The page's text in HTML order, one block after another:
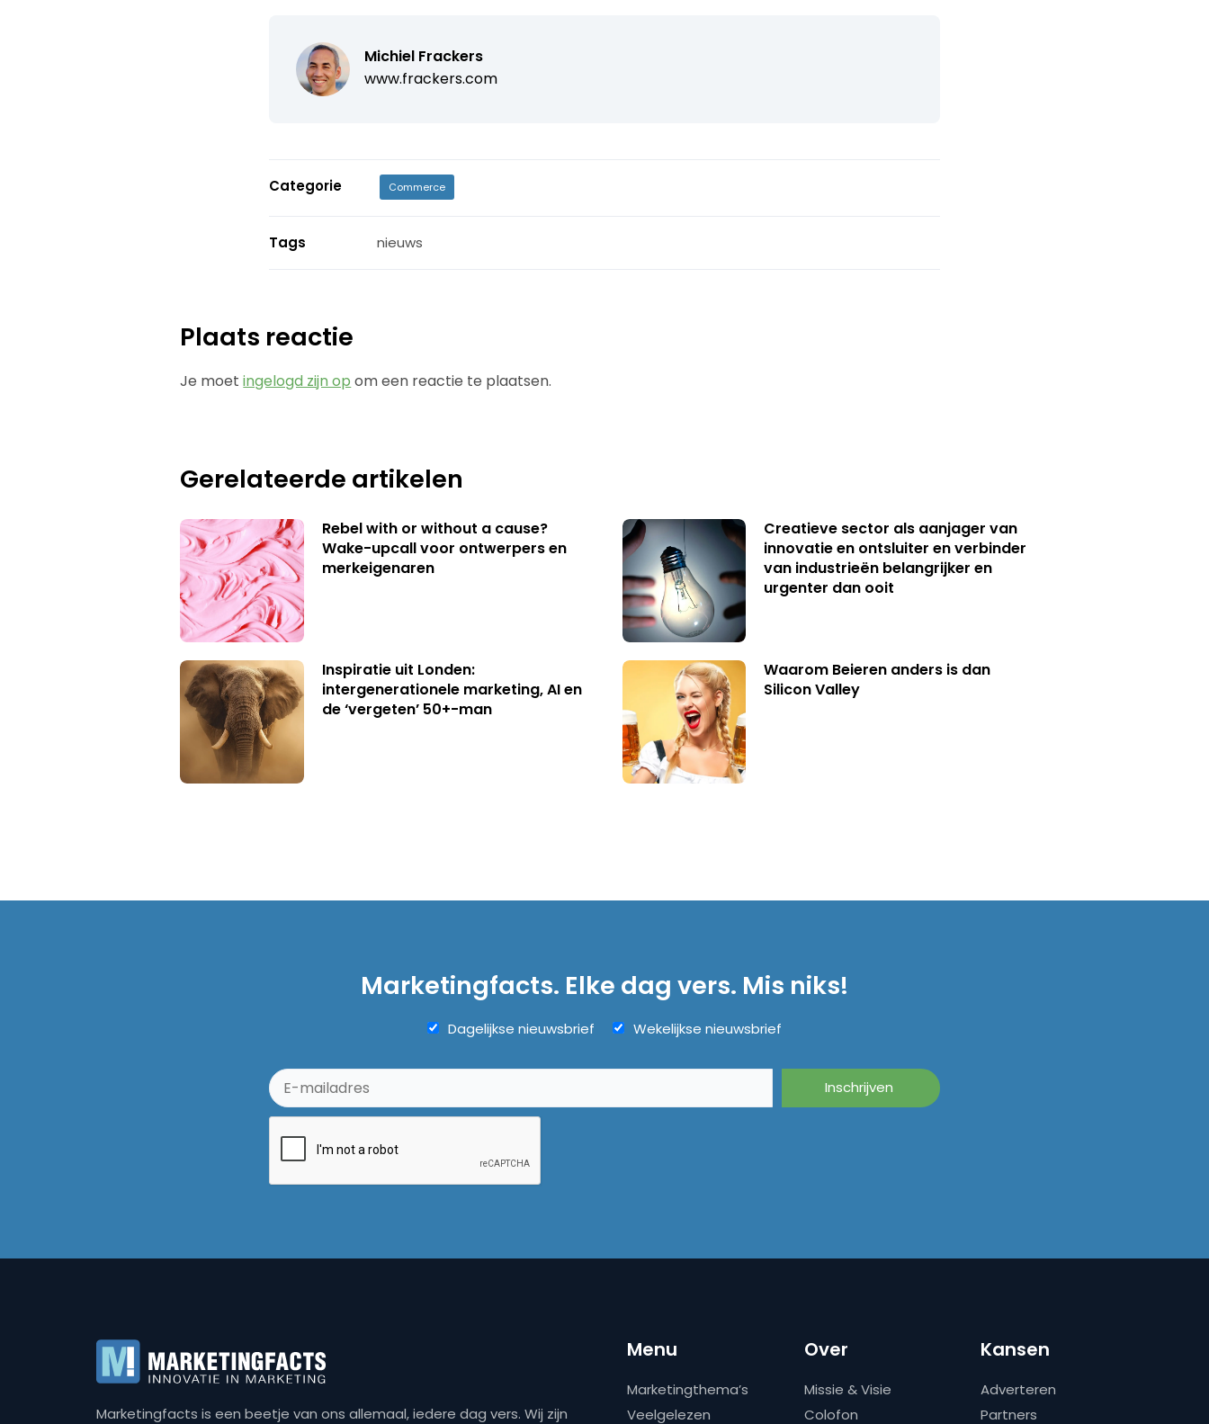
Michiel Frackers
www.frackers.com
Categorie Commerce
Tags nieuws
Plaats reactie
Je moetingelogd zijn op om een reactie te plaatsen.
Gerelateerde artikelen
Rebel with or without a cause?
Wake-upcall voor ontwerpers en
merkeigenaren
Creatieve sector als aanjager van
innovatie en ontsluiter en verbinder
van industrieën belangrijker en
urgenter dan ooit
Inspiratie uit Londen:
intergenerationele marketing, AI en
de ‘vergeten’ 50+-man
Waarom Beieren anders is dan
Silicon Valley
Marketingfacts. Elke dag vers. Mis niks!
Dagelijkse nieuwsbrief Wekelijkse nieuwsbrief
Marketingfacts is een beetje van ons allemaal, iedere dag vers. Wij zijn
Menu
Marketingthema’s
Veelgelezen
Over
Missie & Visie
Colofon
Kansen
Adverteren
Partners